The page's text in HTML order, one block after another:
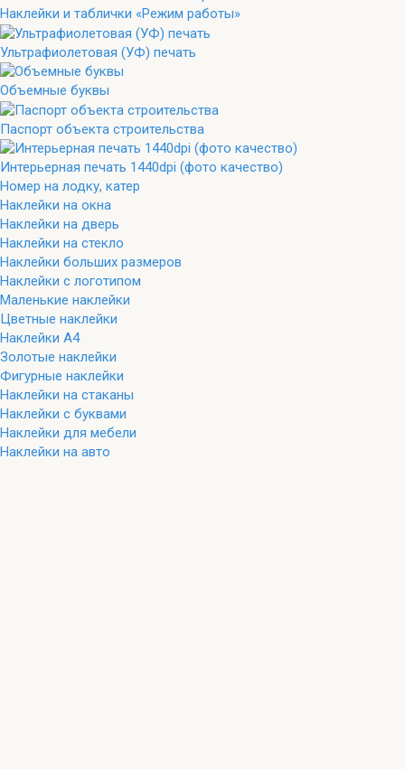
Наклейки и таблички «Режим работы»
Ультрафиолетовая (УФ) печать
Объемные буквы
Паспорт объекта строительства
Интерьерная печать 1440dpi (фото качество)
Номер на лодку, катер
Наклейки на окна
Наклейки на дверь
Наклейки на стекло
Наклейки больших размеров
Наклейки с логотипом
Маленькие наклейки
Цветные наклейки
Наклейки А4
Золотые наклейки
Фигурные наклейки
Наклейки на стаканы
Наклейки с буквами
Наклейки для мебели
Наклейки на авто